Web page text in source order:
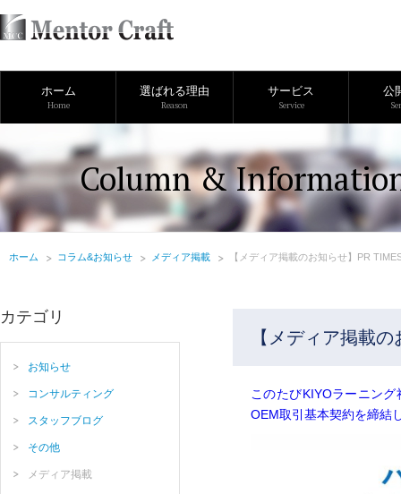
ホーム
Home
選ばれる理由
Reason
サービス
Service
公
Column &
ホーム コラム&お知らせ メディア掲載 【メディア掲載のお知らせ】PR
【メディア掲載
このたびKIYOラーニン
OEM取引基本契約を締結
カテゴリ
お知らせ
コンサルティング
スタッフブログ
その他
メディア掲載